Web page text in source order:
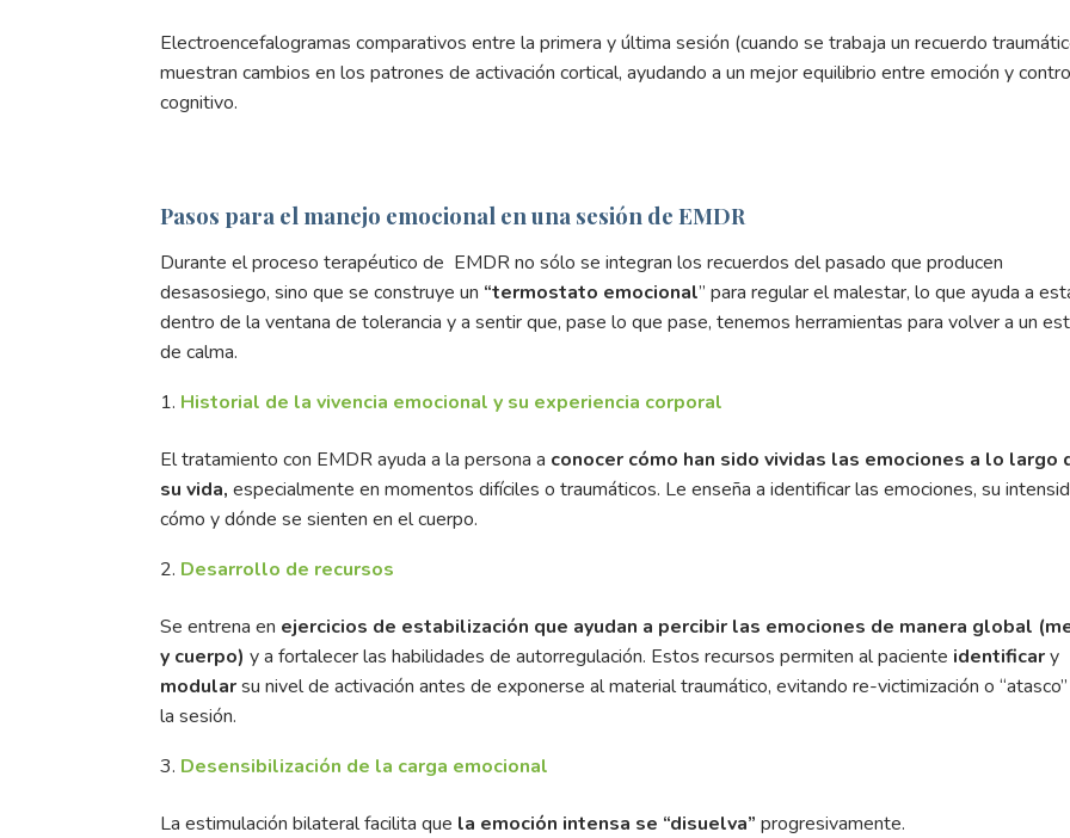
Electroencefalogramas comparativos entre la primera y última sesión (cuando se trabaja un recuerdo
muestran cambios en los patrones de activación cortical, ayudando a un mejor equilibrio entre emoción y
cognitivo.
Pasos para el manejo emocional en una sesión de EMDR
Durante el proceso terapéutico de EMDR no sólo se integran los recuerdos del pasado que producen
desasosiego, sino que se construye un “termostato emocional” para regular el malestar, lo que ayuda a
dentro de la ventana de tolerancia y a sentir que, pase lo que pase, tenemos herramientas para volver a un
de calma.
Historial de la vivencia emocional y su experiencia corporal
El tratamiento con EMDR ayuda a la persona a conocer cómo han sido vividas las emociones a lo largo
su vida, especialmente en momentos difíciles o traumáticos. Le enseña a identificar las emociones, su
cómo y dónde se sienten en el cuerpo.
Desarrollo de recursos
Se entrena en ejercicios de estabilización que ayudan a percibir las emociones de manera global
y cuerpo) y a fortalecer las habilidades de autorregulación. Estos recursos permiten al paciente identificary
modularsu nivel de activación antes de exponerse al material traumático, evitando re-victimización o
la sesión.
Desensibilización de la carga emocional
La estimulación bilateral facilita que la emoción intensa se “disuelva” progresivamente.